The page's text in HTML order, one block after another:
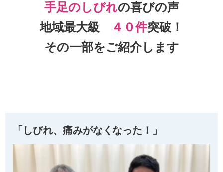
手足のしびれの喜びの声
地域最大級
４０件突破！
その一部をご紹介します
「しびれ、痛みがなくなった！」